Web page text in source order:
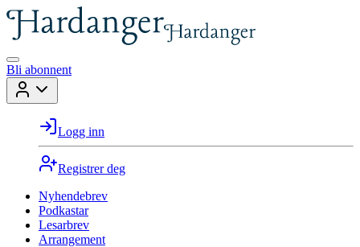
Bli abonnent
Logg inn
Registrer deg
Nyhendebrev
Podkastar
Lesarbrev
Arrangement